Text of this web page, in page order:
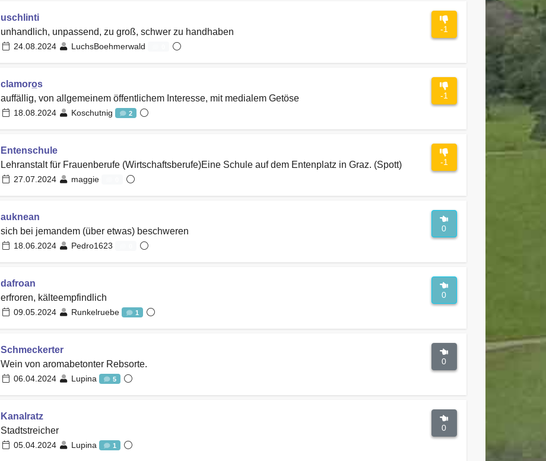
-1
uschlinti
unhandlich, unpassend, zu groß, schwer zu handhaben
24.08.2024 LuchsBoehmerwald
-1
clamoro̲s
auffällig, von allgemeinem öffentlichem Interesse, mit medialem Getöse
18.08.2024 Koschutnig 2
-1
Entenschule
Lehranstalt für Frauenberufe (Wirtschaftsberufe)Eine Schule auf dem Entenplatz in Graz. (Spott)
27.07.2024 maggie
0
auknean
sich bei jemandem (über etwas) beschweren
18.06.2024 Pedro1623
0
dafroan
erfroren, kälteempfindlich
09.05.2024 Runkelruebe 1
0
Schmeckerter
Wein von aromabetonter Rebsorte.
06.04.2024 Lupina 5
0
Kanalratz
Stadtstreicher
05.04.2024 Lupina 1